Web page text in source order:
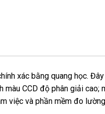
xác bằng quang học.
màu CCD độ phân giải cao;
việc và phần mềm đo